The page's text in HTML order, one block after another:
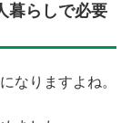
暮らしで必要
なりますよね。